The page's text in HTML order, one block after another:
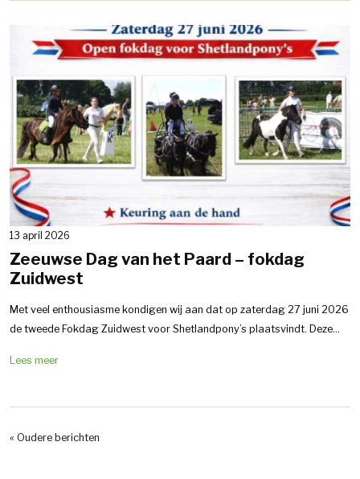
13 april 2026
Zeeuwse Dag van het Paard – fokdag
Zuidwest
Met veel enthousiasme kondigen wij aan dat op zaterdag 27 juni 2026
de tweede Fokdag Zuidwest voor Shetlandpony’s plaatsvindt. Deze...
Lees meer
« Oudere berichten